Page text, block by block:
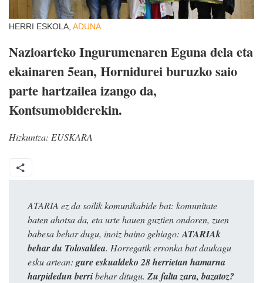
HERRI ESKOLA, ADUNA
Nazioarteko Ingurumenaren Eguna dela eta
ekainaren 5ean, Hornidurei buruzko saio
parte hartzailea izango da,
Kontsumobiderekin.
Hizkuntza: EUSKARA
ATARIA ez da soilik komunikabide bat: komunitate
baten ahotsa da, eta urte hauen guztien ondoren, zuen
babesa behar dugu, inoiz baino gehiago: ATARIAk
behar du Tolosaldea. Horregatik erronka bat daukagu
esku artean: gure eskualdeko 28 herrietan hamarna
harpidedun berribehar ditugu. Zu falta zara, bazatoz?